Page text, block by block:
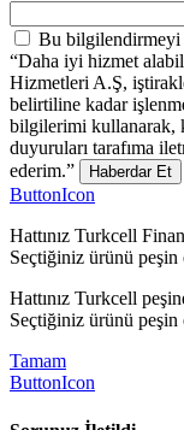
Bu bilgilendirmeyi
“Daha iyi hizmet
Hizmetleri A.Ş,
belirtiline kadar
bilgilerimi kullanarak,
duyuruları tarafıma
ederim.”
Haberdar Et
ButtonIcon
Hattınız Turkcell
Seçtiğiniz ürünü peşin
Hattınız Turkcell
Seçtiğiniz ürünü
Tamam
ButtonIcon